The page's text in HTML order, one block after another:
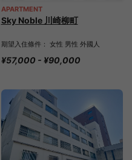
APARTMENT
Sky Noble 川崎柳町
期望入住條件： 女性 男性 外國人
¥57,000 - ¥90,000